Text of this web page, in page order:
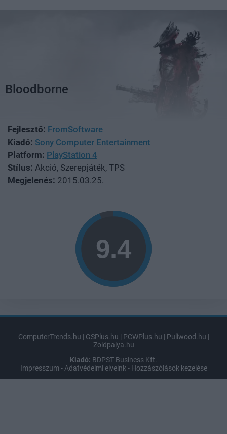
Bloodborne
Fejlesztő: FromSoftware
Kiadó: Sony Computer Entertainment
Platform: PlayStation 4
Stílus: Akció, Szerepjáték, TPS
Megjelenés: 2015.03.25.
ComputerTrends.hu | GSPlus.hu | PCWPlus.hu | Puliwood.hu |
Zoldpalya.hu
Kiadó: BDPST Business Kft.
Impresszum - Adatvédelmi elveink - Hozzászólások kezelése